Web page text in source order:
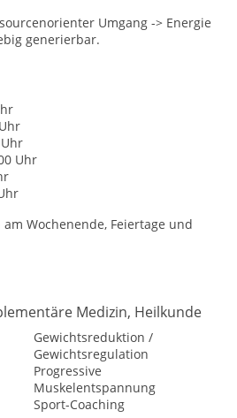
Umgang -> Energie
generierbar.
Uhr
Wochenende, Feiertage und
Medizin, Heilkunde
Gewichtsreduktion /
Gewichtsregulation
Progressive
Muskelentspannung
Sport-Coaching